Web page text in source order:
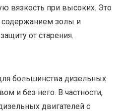
вязкость при высоких. Это
содержанием золы и
от старения.
большинства дизельных
и без него. В частности,
двигателей с